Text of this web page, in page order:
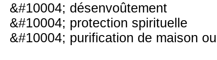
&#10004; désenvoûtement
&#10004; protection spirituelle
&#10004; purification de maison